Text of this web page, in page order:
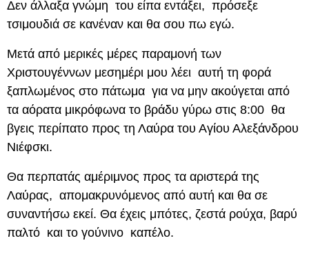
Δεν άλλαξα γνώμη του είπα εντάξει, πρόσεξε
τσιμουδιά σε κανέναν και θα σου πω εγώ.
Μετά από μερικές μέρες παραμονή των
Χριστουγέννων μεσημέρι μου λέει αυτή τη φορά
ξαπλωμένος στο πάτωμα για να μην ακούγεται από
τα αόρατα μικρόφωνα το βράδυ γύρω στις 8:00 θα
βγεις περίπατο προς τη Λαύρα του Αγίου Αλεξάνδρου
Νιέφσκι.
Θα περπατάς αμέριμνος προς τα αριστερά της
Λαύρας, απομακρυνόμενος από αυτή και θα σε
συναντήσω εκεί. Θα έχεις μπότες, ζεστά ρούχα, βαρύ
παλτό και το γούνινο καπέλο.